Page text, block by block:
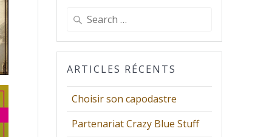
Search
ARTICLES RÉCENTS
Choisir son capodastre
Partenariat Crazy Blue Stuff